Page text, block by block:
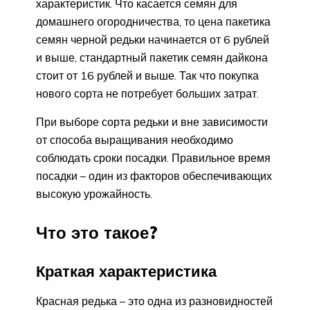
характеристик. Что касается семян для
домашнего огородничества, то цена пакетика
семян черной редьки начинается от 6 рублей
и выше, стандартный пакетик семян дайкона
стоит от 16 рублей и выше. Так что покупка
нового сорта не потребует больших затрат.
При выборе сорта редьки и вне зависимости
от способа выращивания необходимо
соблюдать сроки посадки. Правильное время
посадки – один из факторов обеспечивающих
высокую урожайность.
Что это такое?
Краткая характеристика
Красная редька – это одна из разновидностей